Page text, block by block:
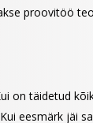
proovitöö
on täidetud
eesmärk jäi